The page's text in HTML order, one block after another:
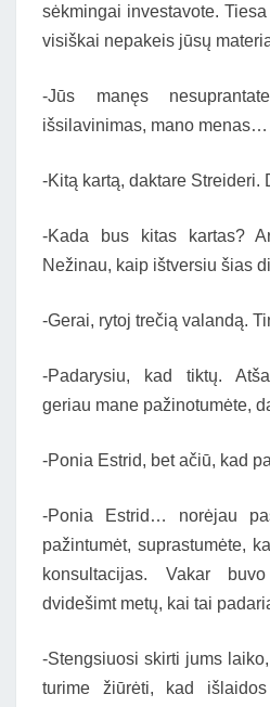
sėkmingai investavote.
visiškai nepakeis jūsų
-Jūs manęs
išsilavinimas, mano menas…
-Kitą kartą, daktare Streideri.
-Kada bus kitas kartas?
Nežinau, kaip ištversiu šias
-Gerai, rytoj trečią valandą.
-Padarysiu, kad tiktų.
geriau mane pažinotumėte,
-Ponia Estrid, bet ačiū, kad
-Ponia Estrid… norėjau
pažintumėt, suprastumėte,
konsultacijas. Vakar
dvidešimt metų, kai tai
-Stengsiuosi skirti jums
turime žiūrėti, kad